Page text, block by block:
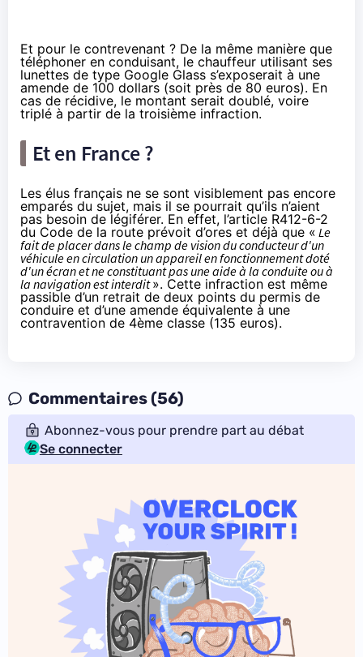
Et pour le contrevenant ? De la même manière que
téléphoner en conduisant, le chauffeur utilisant ses
lunettes de type Google Glass s’exposerait à une
amende de 100 dollars (soit près de 80 euros). En
cas de récidive, le montant serait doublé, voire
triplé à partir de la troisième infraction.
Et en France ?
Les élus français ne se sont visiblement pas encore
emparés du sujet, mais il se pourrait qu’ils n’aient
pas besoin de légiférer. En effet, l’article R412-6-2
du Code de la route prévoit d’ores et déjà que « Le
fait de placer dans le champ de vision du conducteur d'un
véhicule en circulation un appareil en fonctionnement doté
d'un écran et ne constituant pas une aide à la conduite ou à
la navigation est interdit». Cette infraction est même
passible d’un retrait de deux points du permis de
conduire et d’une amende équivalente à une
contravention de 4ème classe (135 euros).
Commentaires (56)
Abonnez-vous pour prendre part au débat
Se connecter